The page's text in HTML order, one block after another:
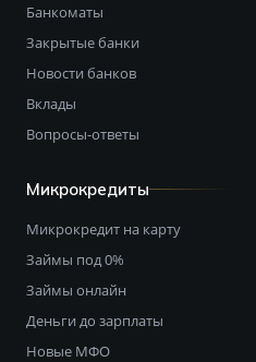
Банкоматы
Закрытые банки
Новости банков
Вклады
Вопросы-ответы
Микрокредиты
Микрокредит на карту
Займы под 0%
Займы онлайн
Деньги до зарплаты
Новые МФО